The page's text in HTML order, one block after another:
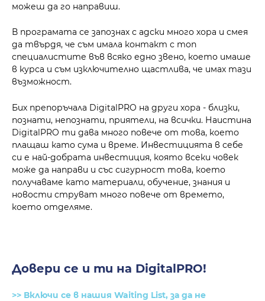
можеш да го направиш.
В програмата се запознах с адски много хора и смея
да твърдя, че съм имала контакт с топ
специалистите във всяко едно звено, което имаше
в курса и съм изключително щастлива, че имах тази
възможност.
Бих препоръчала DigitalPRO на други хора - близки,
познати, непознати, приятели, на всички. Наистина
DigitalPRO ти дава много повече от това, което
плащаш като сума и време. Инвестицията в себе
си е най-добрата инвестиция, която всеки човек
може да направи и със сигурност това, което
получаваме като материали, обучение, знания и
новости струват много повече от времето,
което отделяме.
Довери се и ти на DigitalPRO!
>> Включи се в нашия Waiting List, за да не